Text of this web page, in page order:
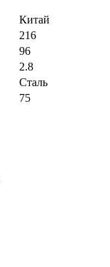
Китай
216
96
2.8
Сталь
75